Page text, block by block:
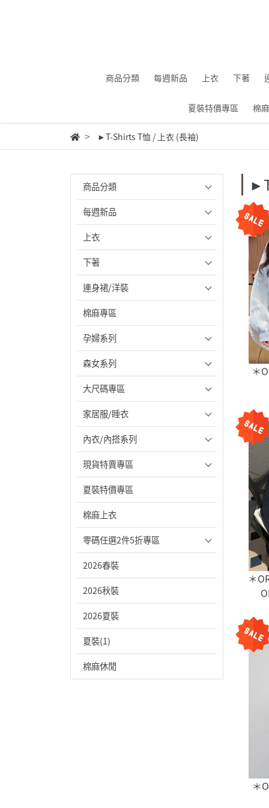
商品分類 每週新品 上衣 下著
夏裝特價專區 棉
►T-Shirts T恤 / 上衣 (長袖)
商品分類
每週新品
上衣
下著
連身裙/洋裝
棉麻專區
孕婦系列
森女系列
大尺碼專區
家居服/睡衣
內衣/內搭系列
現貨特賣專區
夏裝特價專區
棉麻上衣
零碼任選2件5折專區
2026春裝
2026秋裝
2026夏裝
夏裝(1)
棉麻休閒
＊
＊
＊